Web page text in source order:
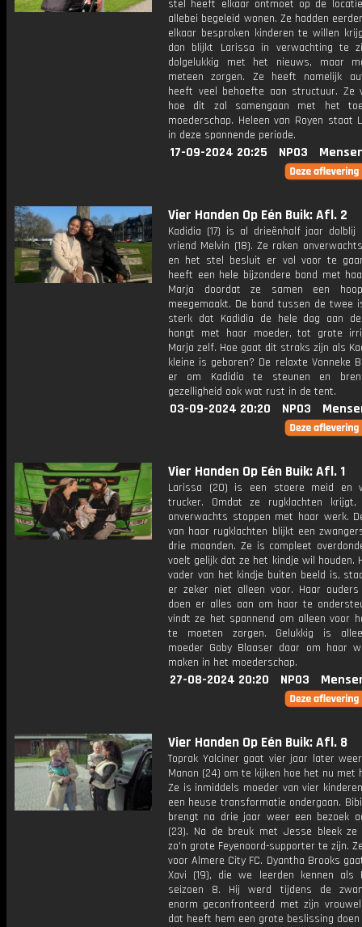
stel heeft elkaar ontmoet op de
allebei begeleid wonen. Ze hadden
elkaar besproken kinderen te willen
dan blijkt Larissa in verwachting te
dolgelukkig met het nieuws, maar
meteen zorgen. Ze heeft namelijk
heeft veel behoefte aan structuur. Ze
hoe dit zal samengaan met het
moederschap. Heleen van Royen staat
in deze spannende periode.
17-09-2024 20:25 NPO3
Vier Handen Op Eén Buik: Afl. 2
Kadidia (17) is al drieënhalf jaar
vriend Melvin (18). Ze raken
en het stel besluit er vol voor te
heeft een hele bijzondere band met
Marja doordat ze samen een
meegemaakt. De band tussen de twee
sterk dat Kadidia de hele dag aan
hangt met haar moeder, tot grote
Marja zelf. Hoe gaat dit straks zijn als
kleine is geboren? De relaxte Vonneke
er om Kadidia te steunen en
gezelligheid ook wat rust in de tent.
03-09-2024 20:20 NPO3
Vier Handen Op Eén Buik: Afl. 1
Larissa (20) is een stoere meid en
trucker. Omdat ze rugklachten
onverwachts stoppen met haar werk.
van haar rugklachten blijkt een
drie maanden. Ze is compleet
voelt gelijk dat ze het kindje wil houden.
vader van het kindje buiten beeld is,
er zeker niet alleen voor. Haar
doen er alles aan om haar te
vindt ze het spannend om alleen voor
te moeten zorgen. Gelukkig is
moeder Gaby Blaaser daar om haar
maken in het moederschap.
27-08-2024 20:20 NPO3
Vier Handen Op Eén Buik: Afl. 8
Toprak Yalciner gaat vier jaar later
Manon (24) om te kijken hoe het nu met
Ze is inmiddels moeder van vier
een heuse transformatie ondergaan.
brengt na drie jaar weer een bezoek
(23). Na de breuk met Jesse bleek
zo'n grote Feyenoord-supporter te zijn.
voor Almere City FC. Dyantha Brooks
Xavi (19), die we leerden kennen als
seizoen 8. Hij werd tijdens de
enorm geconfronteerd met zijn
dat heeft hem een grote beslissing doen